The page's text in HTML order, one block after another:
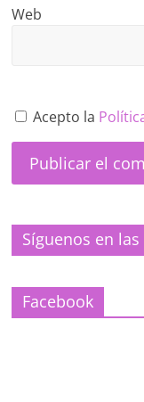
Web
Acepto la
Síguenos en las
Facebook